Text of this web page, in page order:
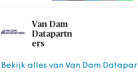
Van Dam
Datapartn
ers
Bekijk alles van Van Dam